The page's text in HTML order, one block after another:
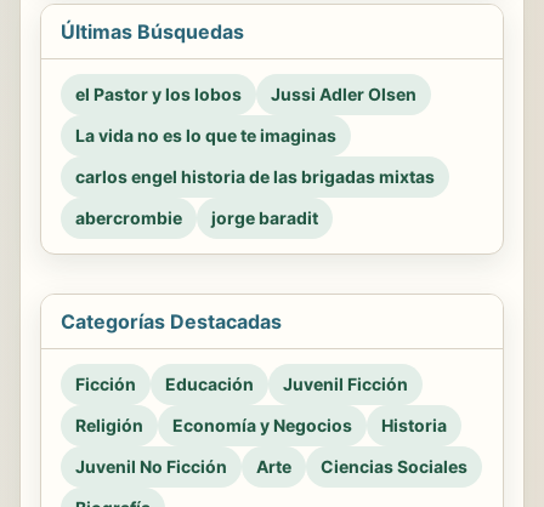
Últimas Búsquedas
el Pastor y los lobos
Jussi Adler Olsen
La vida no es lo que te imaginas
carlos engel historia de las brigadas mixtas
abercrombie
jorge baradit
Categorías Destacadas
Ficción Educación
Juvenil Ficción
Religión
Economía y Negocios
Historia
Juvenil No Ficción
Arte
Ciencias Sociales